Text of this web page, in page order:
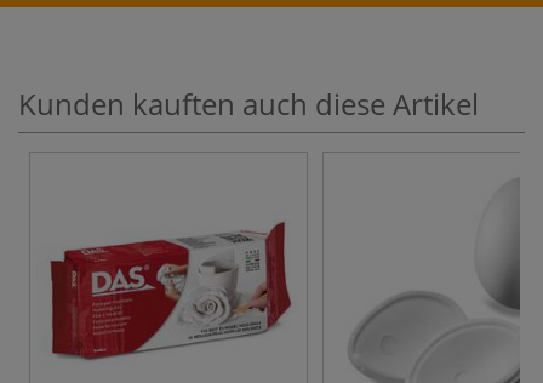
Kunden kauften auch diese Artikel